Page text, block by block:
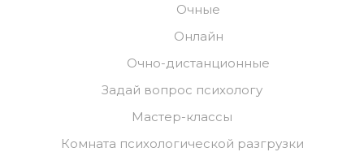
Очные
Онлайн
Очно-дистанционные
Задай вопрос психологу
Мастер-классы
Комната психологической разгрузки